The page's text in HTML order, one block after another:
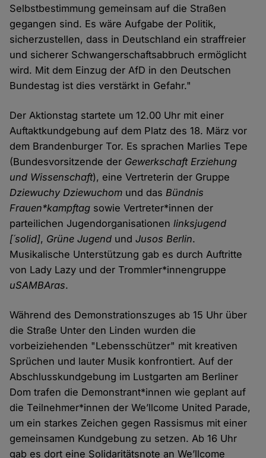
Selbstbestimmung gemeinsam auf die Straßen
gegangen sind. Es wäre Aufgabe der Politik,
sicherzustellen, dass in Deutschland ein straffreier
und sicherer Schwangerschaftsabbruch ermöglicht
wird. Mit dem Einzug der AfD in den Deutschen
Bundestag ist dies verstärkt in Gefahr."
Der Aktionstag startete um 12.00 Uhr mit einer
Auftaktkundgebung auf dem Platz des 18. März vor
dem Brandenburger Tor. Es sprachen Marlies Tepe
(Bundesvorsitzende der Gewerkschaft Erziehung
und Wissenschaft), eine Vertreterin der Gruppe
Dziewuchy Dziewuchom und dasBündnis
Frauen*kampftag sowie Vertreter*innen der
parteilichen Jugendorganisationenlinksjugend
[´solid], Grüne Jugend undJusos Berlin.
Musikalische Unterstützung gab es durch Auftritte
von Lady Lazy und der Trommler*innengruppe
uSAMBAras.
Während des Demonstrationszuges ab 15 Uhr über
die Straße Unter den Linden wurden die
vorbeiziehenden "Lebensschützer" mit kreativen
Sprüchen und lauter Musik konfrontiert. Auf der
Abschlusskundgebung im Lustgarten am Berliner
Dom trafen die Demonstrant*innen wie geplant auf
die Teilnehmer*innen der We’llcome United Parade,
um ein starkes Zeichen gegen Rassismus mit einer
gemeinsamen Kundgebung zu setzen. Ab 16 Uhr
gab es dort eine Solidaritätsnote an We’llcome